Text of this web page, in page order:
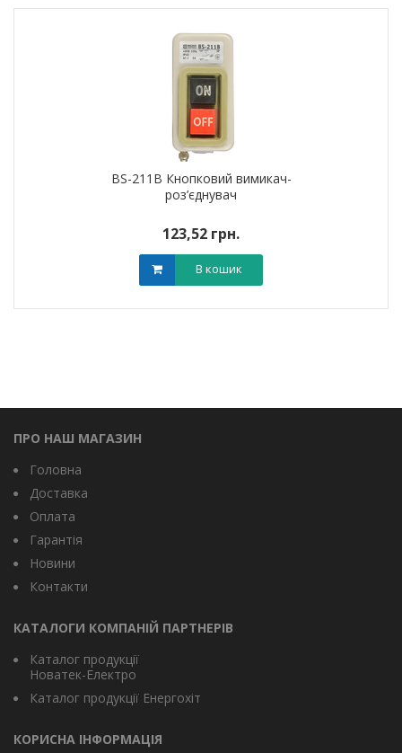
BS-211B Кнопковий вимикач-
роз’єднувач
123,52 грн.
В кошик
ПРО НАШ МАГАЗИН
Головна
Доставка
Оплата
Гарантія
Новини
Контакти
КАТАЛОГИ КОМПАНІЙ ПАРТНЕРІВ
Каталог продукції
Новатек-Електро
Каталог продукції Енергохіт
КОРИСНА ІНФОРМАЦІЯ